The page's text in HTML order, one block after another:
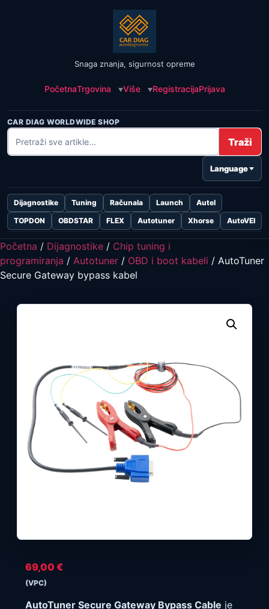
Snaga znanja, sigurnost opreme
PočetnaTrgovina Više RegistracijaPrijava
CAR DIAG WORLDWIDE SHOP
Traži
Language
Dijagnostike Tuning Računala Launch
Autel
TOPDON
OBDSTAR FLEX Autotuner Xhorse AutoVEI
Početna / Dijagnostike / Chip tuning i
programiranja / Autotuner / OBD i boot kabeli / AutoTuner
Secure Gateway bypass kabel
69,00 €
(VPC)
AutoTuner Secure Gateway Bypass Cable je